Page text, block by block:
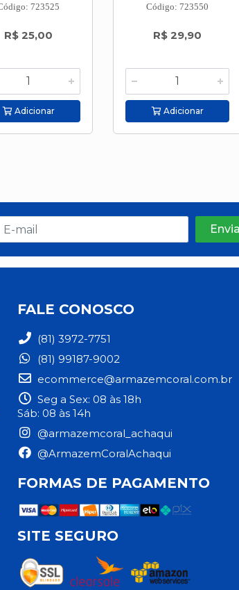
723525
R$ 25,00
Adicionar
Código: 723550
R$ 29,90
Adicionar
FALE CONOSCO
(81) 3972-7751
(81) 99187-9002
ecommerce@armazemcoral.com.br
Seg a Sex: 08 às 18h
Sáb: 08 às 14h
@armazemcoral_achaqui
@ArmazemCoralAchaqui
FORMAS DE PAGAMENTO
SITE SEGURO